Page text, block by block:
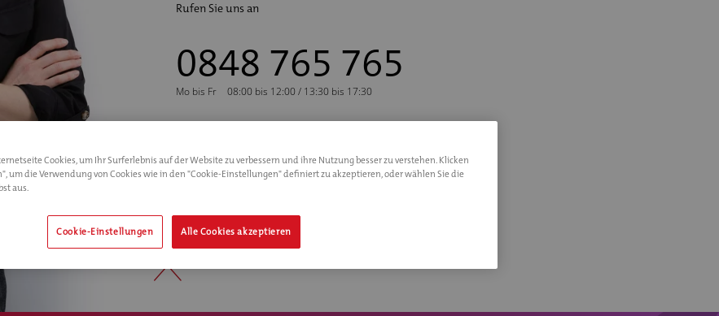
Rufen Sie uns an
0848 765 765
Mo bis Fr 08:00 bis 12:00 / 13:30 bis 17:30
Cookies, um Ihr Surferlebnis auf der Website zu verbessern und ihre Nutzung besser zu verstehen. Klicken
um die Verwendung von Cookies wie in den "Cookie-Einstellungen" definiert zu akzeptieren, oder wählen Sie die
aus.
Cookie-Einstellungen Alle Cookies akzeptieren